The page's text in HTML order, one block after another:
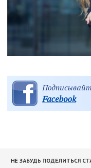
Facebook
НЕ ЗАБУДЬ ПОДЕЛИТЬСЯ